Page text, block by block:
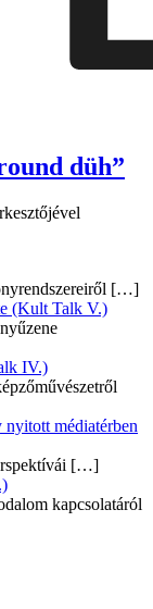
düh”
[…]
(Kult Talk V.)
IV.)
nyitott médiatérben
[…]
kapcsolatáról